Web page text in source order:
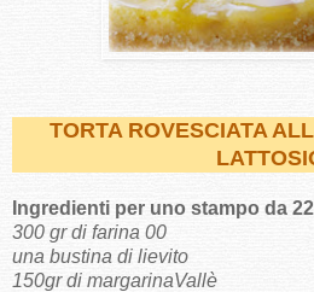
TORTA ROVESCIATA
Ingredienti per uno stampo da
300 gr di farina 00
una bustina di lievito
150gr di margarinaVallè